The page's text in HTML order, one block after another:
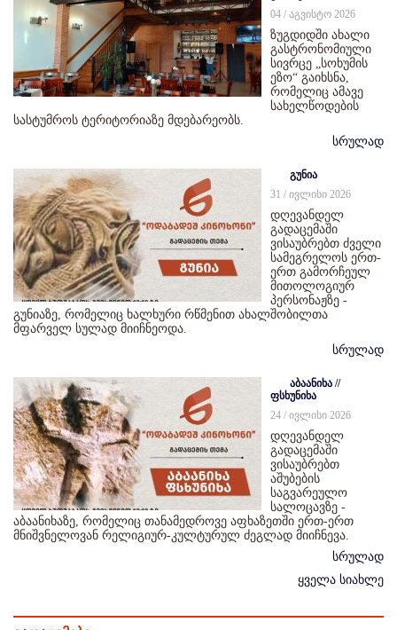
04 / აგვისტო 2026
ზუგდიდში ახალი
გასტრონომიული
სივრცე „სოხუმის
ეზო“ გაიხსნა,
რომელიც ამავე
სახელწოდების
სასტუმროს ტერიტორიაზე მდებარეობს.
სრულად
გუნია
31 / ივლისი 2026
დღევანდელ
გადაცემაში
ვისაუბრებთ ძველი
სამეგრელოს ერთ-
ერთ გამორჩეულ
მითოლოგიურ
პერსონაჟზე -
გუნიაზე, რომელიც ხალხური რწმენით ახალშობილთა
მფარველ სულად მიიჩნეოდა.
სრულად
აბაანიხა //
ფსხუნიხა
24 / ივლისი 2026
დღევანდელ
გადაცემაში
ვისაუბრებთ
აშუბების
საგვარეულო
სალოცავზე -
აბაანიხაზე, რომელიც თანამედროვე აფხაზეთში ერთ-ერთ
მნიშვნელოვან რელიგიურ-კულტურულ ძეგლად მიიჩნევა.
სრულად
ყველა სიახლე